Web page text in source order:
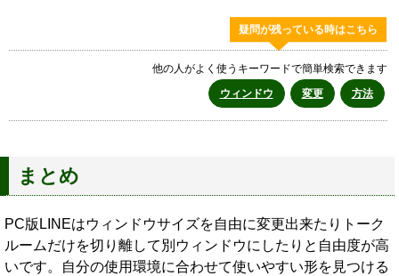
疑問が残っている時はこちら
他の人がよく使うキーワードで簡単検索できます
ウィンドウ
変更 方法
まとめ
PC版LINEはウィンドウサイズを自由に変更出来たりトーク
ルームだけを切り離して別ウィンドウにしたりと自由度が高
いです。自分の使用環境に合わせて使いやすい形を見つける